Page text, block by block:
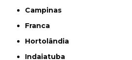
Campinas
Franca
Hortolândia
Indaiatuba